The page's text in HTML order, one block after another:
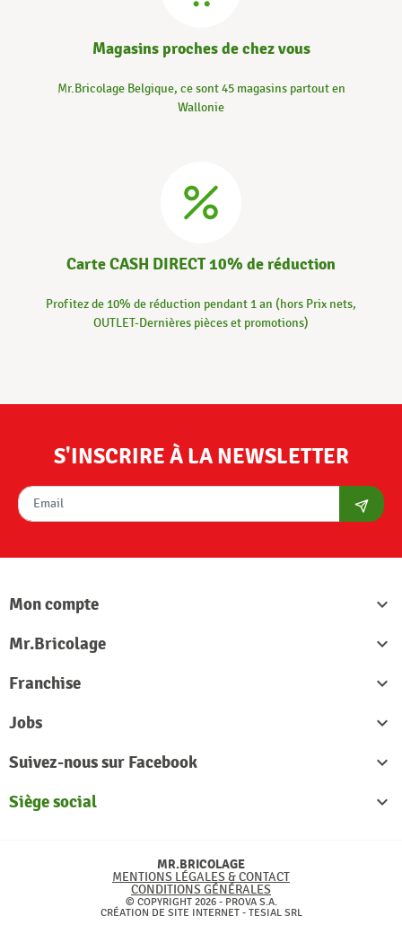
Magasins proches de chez vous
Mr.Bricolage Belgique, ce sont 45 magasins partout en
Wallonie
Carte CASH DIRECT 10% de réduction
Profitez de 10% de réduction pendant 1 an (hors Prix nets,
OUTLET-Dernières pièces et promotions)
S'INSCRIRE À LA NEWSLETTER
Mon compte

Mr.Bricolage

Franchise

Jobs

Suivez-nous sur Facebook

Siège social

MR.BRICOLAGE
MENTIONS LÉGALES & CONTACT
CONDITIONS GÉNÉRALES
© COPYRIGHT 2026 - PROVA S.A.
CRÉATION DE SITE INTERNET - TESIAL SRL